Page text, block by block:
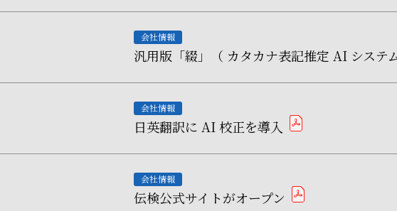
会社情報
汎用版「綴」（ カタカナ表記推定 AI システ
会社情報
日英翻訳に AI 校正を導入
会社情報
伝検公式サイトがオープン